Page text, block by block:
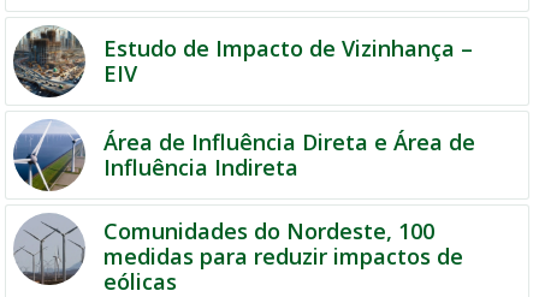
Estudo de Impacto de Vizinhança –
EIV
Área de Influência Direta e Área de
Influência Indireta
Comunidades do Nordeste, 100
medidas para reduzir impactos de
eólicas